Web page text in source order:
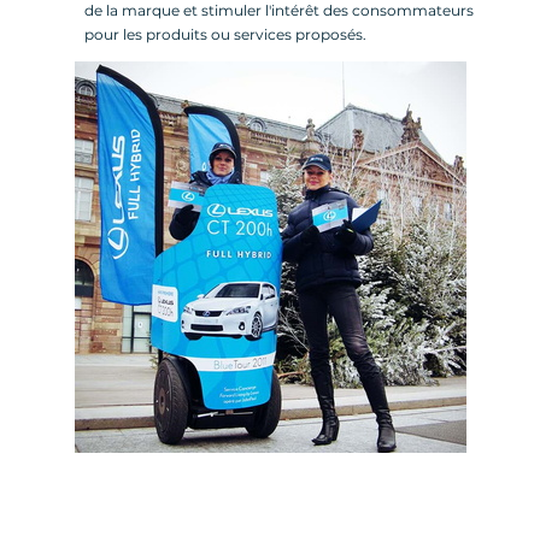
de la marque et stimuler l'intérêt des consommateurs
pour les produits ou services proposés.